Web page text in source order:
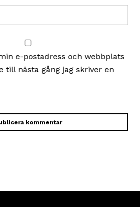
e-postadress och webbplats
till nästa gång jag skriver en